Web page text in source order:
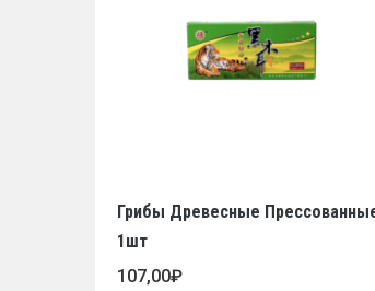
Грибы Древесные
1шт
107,00₽